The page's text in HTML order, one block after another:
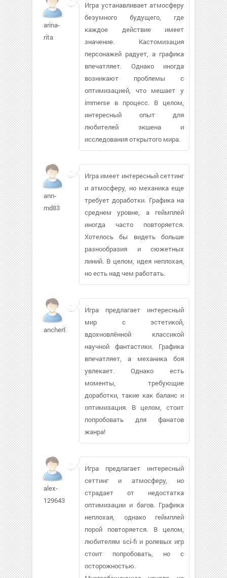
arina-
rita
Игра устанавливает атмосферу
безумного будущего, где
каждое действие имеет
значение. Кастомизация
персонажей радует, а графика
впечатляет. Однако иногда
возникают проблемы с
оптимизацией, что мешает у
immerse в процесс. В целом,
интересный опыт для
любителей экшена и
исследования открытого мира.
ann-
md83
Игра имеет интересный сеттинг
и атмосферу, но механика еще
требует доработки. Графика на
среднем уровне, а геймплей
иногда часто повторяется.
Хотелось бы видеть больше
разнообразия и сюжетных
линий. В целом, идея неплохая,
но есть над чем работать.
ancher86
Игра предлагает интересный
мир с эстетикой,
вдохновлённой классикой
научной фантастики. Графика
впечатляет, а механика боя
увлекает. Однако есть
моменты, требующие
доработки, такие как баланс и
оптимизация. В целом, стоит
попробовать для фанатов
жанра!
alex-
1296431
Игра предлагает интересный
сеттинг и атмосферу, но
страдает от недостатка
оптимизации и багов. Графика
неплохая, однако геймплей
порой повторяется. В целом,
любителям sci-fi и ролевых игр
стоит попробовать, но с
осторожностью.